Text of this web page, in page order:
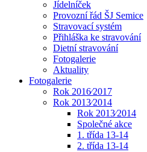
Jídelníček
Provozní řád ŠJ Semice
Stravovací systém
Přihláška ke stravování
Dietní stravování
Fotogalerie
Aktuality
Fotogalerie
Rok 2016⁄2017
Rok 2013⁄2014
Rok 2013⁄2014
Společné akce
1. třída 13-14
2. třída 13-14